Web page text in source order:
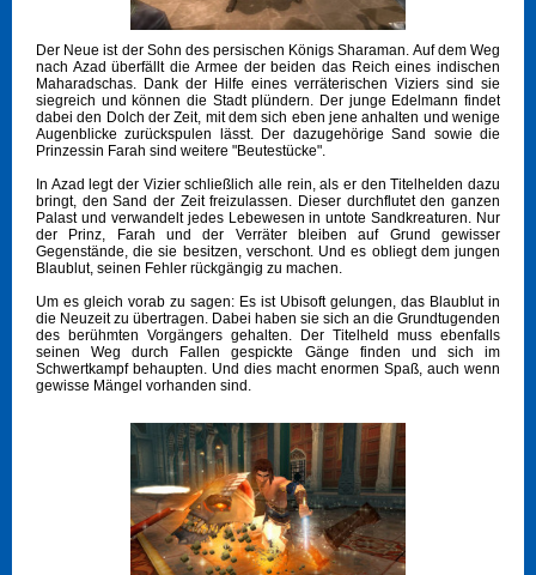
Der Neue ist der Sohn des persischen Königs Sharaman. Auf dem Weg
nach Azad überfällt die Armee der beiden das Reich eines indischen
Maharadschas. Dank der Hilfe eines verräterischen Viziers sind sie
siegreich und können die Stadt plündern. Der junge Edelmann findet
dabei den Dolch der Zeit, mit dem sich eben jene anhalten und wenige
Augenblicke zurückspulen lässt. Der dazugehörige Sand sowie die
Prinzessin Farah sind weitere "Beutestücke".
In Azad legt der Vizier schließlich alle rein, als er den Titelhelden dazu
bringt, den Sand der Zeit freizulassen. Dieser durchflutet den ganzen
Palast und verwandelt jedes Lebewesen in untote Sandkreaturen. Nur
der Prinz, Farah und der Verräter bleiben auf Grund gewisser
Gegenstände, die sie besitzen, verschont. Und es obliegt dem jungen
Blaublut, seinen Fehler rückgängig zu machen.
Um es gleich vorab zu sagen: Es ist Ubisoft gelungen, das Blaublut in
die Neuzeit zu übertragen. Dabei haben sie sich an die Grundtugenden
des berühmten Vorgängers gehalten. Der Titelheld muss ebenfalls
seinen Weg durch Fallen gespickte Gänge finden und sich im
Schwertkampf behaupten. Und dies macht enormen Spaß, auch wenn
gewisse Mängel vorhanden sind.